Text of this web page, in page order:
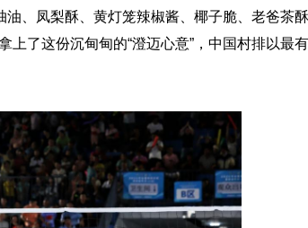
、凤梨酥、黄灯笼辣椒酱、椰子脆、老爸茶
了这份沉甸甸的“澄迈心意”，中国村排以最